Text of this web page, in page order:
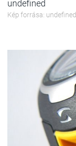
undefined
Kép forrása: undefined